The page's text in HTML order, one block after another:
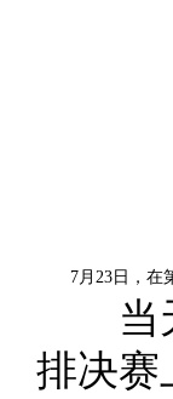
7月23日，在第
当天
排决赛